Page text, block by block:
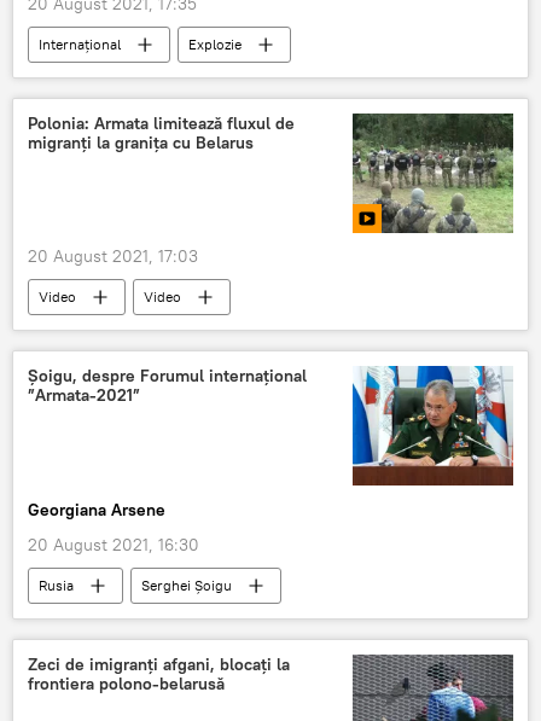
Internaţional Explozie
Polonia: Armata limitează fluxul de
migranți la granița cu Belarus
20 August 2021, 17:03
Video Video
Șoigu, despre Forumul internațional
”Armata-2021”
Georgiana Arsene
20 August 2021, 16:30
Rusia Serghei Șoigu
Zeci de imigranți afgani, blocați la
frontiera polono-belarusă